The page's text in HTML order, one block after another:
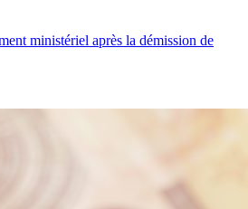
ministériel après la démission de